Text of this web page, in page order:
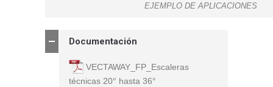
EJEMPLO DE APLICACIONES
Documentación
VECTAWAY_FP_Escaleras
técnicas 20° hasta 36°